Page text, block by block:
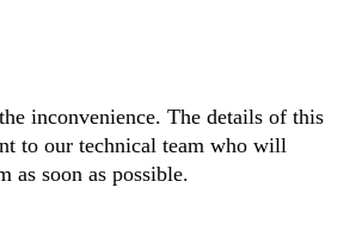
inconvenience. The details of this
to our technical team who will
as soon as possible.